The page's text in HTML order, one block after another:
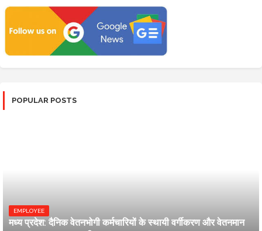
POPULAR POSTS
EMPLOYEE
मध्य प्रदेश: दैनिक वेतनभोगी कर्मचारियों के स्थायी वर्गीकरण और वेतनमान